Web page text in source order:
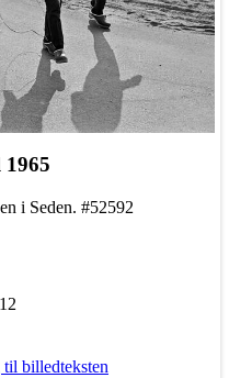
1965
i Seden. #52592
billedteksten